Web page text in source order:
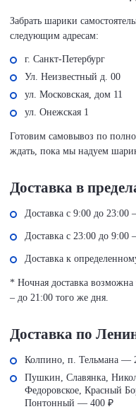
Забрать шарики
следующим адресам:
г. Санкт-Петербург
Ул. Неизвестный д. 00
ул. Московская, дом 11
ул. Онежская 1
Готовим самовывоз по
ждать, пока мы надуем
Доставка в
Доставка с 9:00 до 23:00
Доставка с 23:00 до 9:00
Доставка к
* Ночная доставка возможна
– до 21:00 того же дня.
Доставка по
Колпино, п. Тельмана —
Пушкин, Славянка,
Федоровское, Красный
Понтонный — 400 ₽